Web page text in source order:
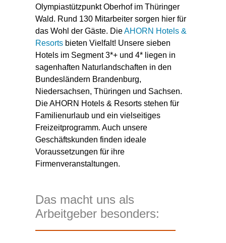
Olympiastützpunkt Oberhof im Thüringer
Wald. Rund 130 Mitarbeiter sorgen hier für
das Wohl der Gäste. DieAHORN Hotels &
Resorts bieten Vielfalt! Unsere sieben
Hotels im Segment 3*+ und 4* liegen in
sagenhaften Naturlandschaften in den
Bundesländern Brandenburg,
Niedersachsen, Thüringen und Sachsen.
Die AHORN Hotels & Resorts stehen für
Familienurlaub und ein vielseitiges
Freizeitprogramm. Auch unsere
Geschäftskunden finden ideale
Voraussetzungen für ihre
Firmenveranstaltungen.
Das macht uns als
Arbeitgeber besonders: